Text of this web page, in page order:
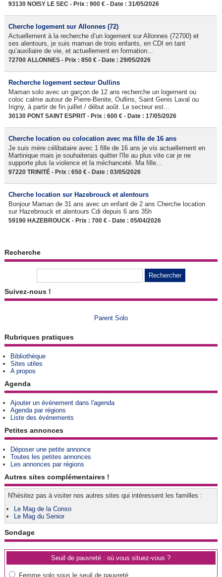
93130 NOISY LE SEC - Prix : 900 € - Date : 31/05/2026
Cherche logement sur Allonnes (72)
Actuellement à la recherche d’un logement sur Allonnes (72700) et
ses alentours, je suis maman de trois enfants, en CDI en tant
qu’auxiliaire de vie, et actuellement en formation...
72700 ALLONNES - Prix : 850 € - Date : 29/05/2026
Recherche logement secteur Oullins
Maman solo avec un garçon de 12 ans recherche un logement ou
coloc calme autour de Pierre-Benite, Oullins, Saint Genis Laval ou
Irigny, à partir de fin juillet / début août. Le secteur est...
30130 PONT SAINT ESPRIT - Prix : 600 € - Date : 17/05/2026
Cherche location ou colocation avec ma fille de 16 ans
Je suis mère célibataire avec 1 fille de 16 ans je vis actuellement en
Martinique mais je souhaiterais quitter l'île au plus vite car je ne
supporte plus la violence et la méchanceté. Ma fille...
97220 TRINITÉ - Prix : 650 € - Date : 03/05/2026
Cherche location sur Hazebrouck et alentours
Bonjour Maman de 31 ans avec un enfant de 2 ans Cherche location
sur Hazebrouck et alentours Cdi depuis 6 ans 35h
59190 HAZEBROUCK - Prix : 700 € - Date : 05/04/2026
Recherche
Suivez-nous !
Parent Solo
Rubriques pratiques
Bibliothèque
Sites utiles
A propos
Agenda
Ajouter un événement dans l'agenda
Agenda par régions
Liste des événements
Petites annonces
Déposer une petite annonce
Toutes les petites annonces
Les annonces par régions
Autres sites complémentaires !
N'hésitez pas à visiter nos autres sites qui intéressent les familles :
Le Mag de la Conso
Le Mag du Senior
Sondage
Seuil de pauvreté : où vous situez-vous ?
Femme solo sous le seuil de pauvreté